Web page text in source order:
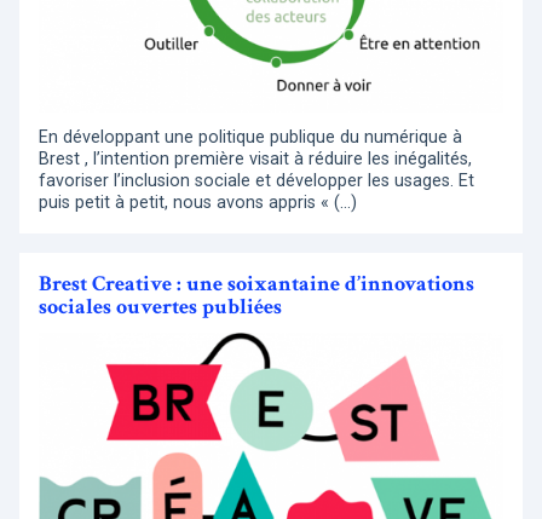
En développant une politique publique du numérique à
Brest , l’intention première visait à réduire les inégalités,
favoriser l’inclusion sociale et développer les usages. Et
puis petit à petit, nous avons appris « (…)
Brest Creative : une soixantaine d’innovations
sociales ouvertes publiées